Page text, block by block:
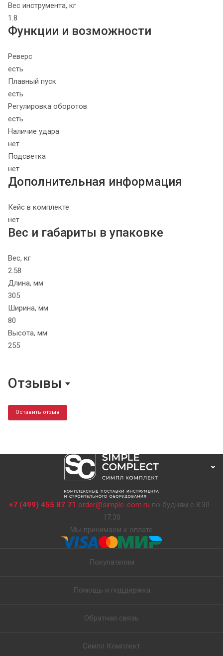
Вес инструмента, кг
1.8
Функции и возможности
Реверс
есть
Плавный пуск
есть
Регулировка оборотов
есть
Наличие удара
нет
Подсветка
нет
Дополнительная информация
Кейс в комплекте
нет
Вес и габариты в упаковке
Вес, кг
2.58
Длина, мм
305
Ширина, мм
80
Высота, мм
255
Отзывы
Оставить отзыв
+7 (499) 455 87 71 order@simple-com.ru по будням с 8:30 -
17:30
Мы принимаем к оплате
Покупателям
Помощь и поддержка
Обратная связь
Симпл Комплект